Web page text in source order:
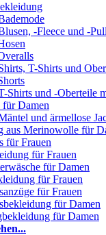
-Fleece und -
T-Shirts und
Shirts und -Oberteile
für Damen
und ärmellose
aus Merinowolle für
für Frauen
für Frauen
für Damen
für Frauen
für Frauen
für Damen
für Damen